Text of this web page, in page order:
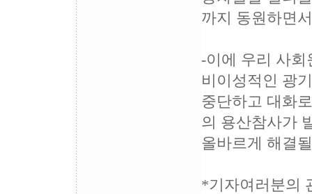
까지 동원하면
-이에 우리 사회
비이성적인 광
중단하고 대화
의 용산참사가
올바르게 해결
*기자여러분의